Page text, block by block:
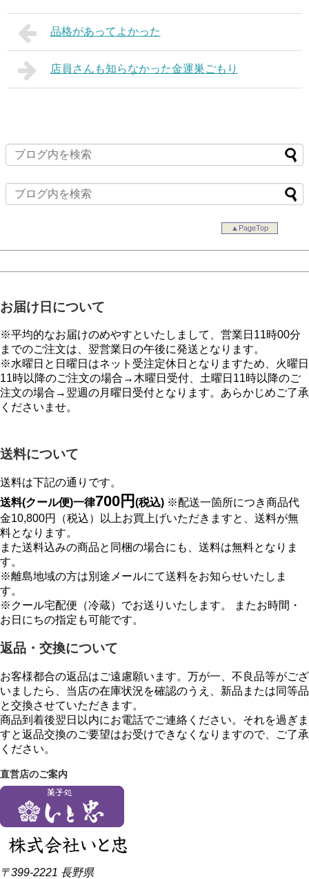
品格があってよかった
店員さんも知らなかった金運巣ごもり
▲PageTop
お届け日について
※平均的なお届けのめやすといたしまして、営業日11時00分
までのご注文は、翌営業日の午後に発送となります。
※水曜日と日曜日はネット受注定休日となりますため、火曜日
11時以降のご注文の場合→木曜日受付、土曜日11時以降のご
注文の場合→翌週の月曜日受付となります。あらかじめご了承
くださいませ。
送料について
送料は下記の通りです。
送料(クール便)一律700円 (税込) ※配送一箇所につき商品代
金10,800円（税込）以上お買上げいただきますと、送料が無
料となります。
また送料込みの商品と同梱の場合にも、送料は無料となりま
す。
※離島地域の方は別途メールにて送料をお知らせいたしま
す。
※クール宅配便（冷蔵）でお送りいたします。 またお時間・
お日にちの指定も可能です。
返品・交換について
お客様都合の返品はご遠慮願います。万が一、不良品等がござ
いましたら、当店の在庫状況を確認のうえ、新品または同等品
と交換させていただきます。
商品到着後翌日以内にお電話でご連絡ください。それを過ぎま
すと返品交換のご要望はお受けできなくなりますので、ご了承
ください。
直営店のご案内
〒399-2221 長野県